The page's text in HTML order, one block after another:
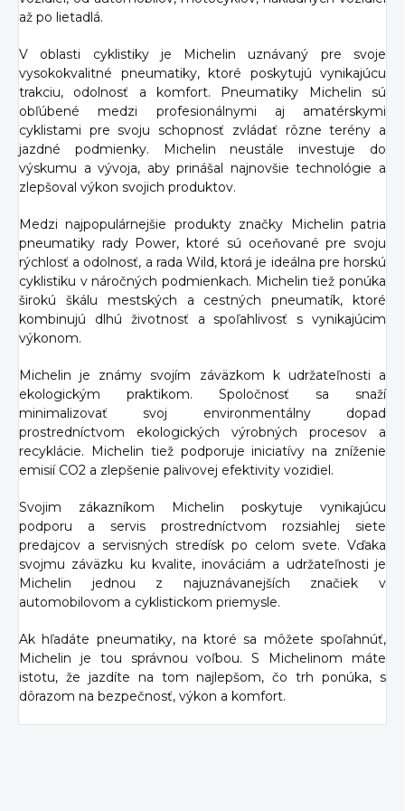
až po lietadlá.
V oblasti cyklistiky je Michelin uznávaný pre svoje
vysokokvalitné pneumatiky, ktoré poskytujú vynikajúcu
trakciu, odolnosť a komfort. Pneumatiky Michelin sú
obľúbené medzi profesionálnymi aj amatérskymi
cyklistami pre svoju schopnosť zvládať rôzne terény a
jazdné podmienky. Michelin neustále investuje do
výskumu a vývoja, aby prinášal najnovšie technológie a
zlepšoval výkon svojich produktov.
Medzi najpopulárnejšie produkty značky Michelin patria
pneumatiky rady Power, ktoré sú oceňované pre svoju
rýchlosť a odolnosť, a rada Wild, ktorá je ideálna pre horskú
cyklistiku v náročných podmienkach. Michelin tiež ponúka
širokú škálu mestských a cestných pneumatík, ktoré
kombinujú dlhú životnosť a spoľahlivosť s vynikajúcim
výkonom.
Michelin je známy svojím záväzkom k udržateľnosti a
ekologickým praktikom. Spoločnosť sa snaží
minimalizovať svoj environmentálny dopad
prostredníctvom ekologických výrobných procesov a
recyklácie. Michelin tiež podporuje iniciatívy na zníženie
emisií CO2 a zlepšenie palivovej efektivity vozidiel.
Svojim zákazníkom Michelin poskytuje vynikajúcu
podporu a servis prostredníctvom rozsiahlej siete
predajcov a servisných stredísk po celom svete. Vďaka
svojmu záväzku ku kvalite, inováciám a udržateľnosti je
Michelin jednou z najuznávanejších značiek v
automobilovom a cyklistickom priemysle.
Ak hľadáte pneumatiky, na ktoré sa môžete spoľahnúť,
Michelin je tou správnou voľbou. S Michelinom máte
istotu, že jazdíte na tom najlepšom, čo trh ponúka, s
dôrazom na bezpečnosť, výkon a komfort.